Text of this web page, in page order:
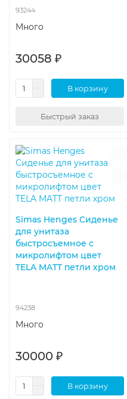
93244
Много
30058 ₽
В корзину
Быстрый заказ
Simas Henges Сиденье
для унитаза
быстросъемное с
микролифтом цвет
TELA MATT петли хром
94238
Много
30000 ₽
В корзину